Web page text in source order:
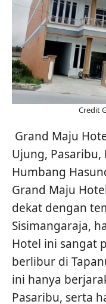
Credit
Grand Maju
Ujung,
Humbang
Grand Maju
dekat dengan
Sisimangaraja,
Hotel ini sangat
berlibur di
ini hanya
Pasaribu, serta